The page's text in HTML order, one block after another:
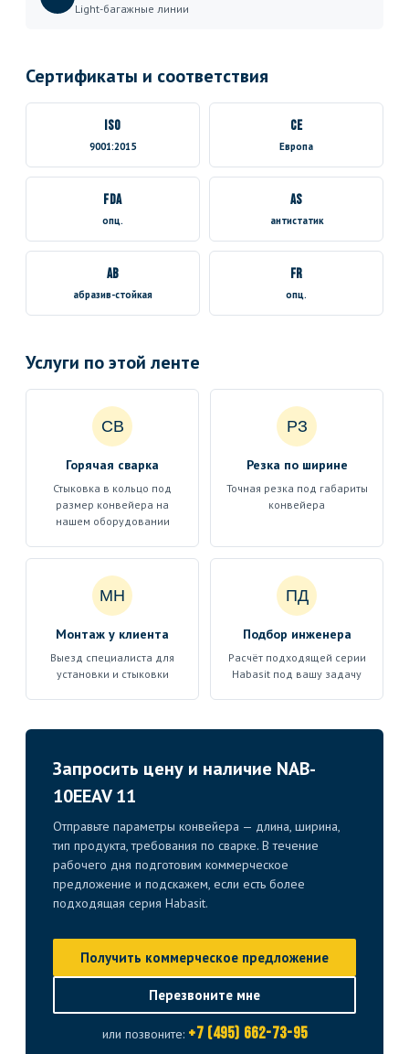
Light-багажные линии
Сертификаты и соответствия
ISO
9001:2015
CE
Европа
FDA
опц.
AS
антистатик
AB
абразив-стойкая
FR
опц.
Услуги по этой ленте
СВ
Горячая сварка
Стыковка в кольцо под
размер конвейера на
нашем оборудовании
РЗ
Резка по ширине
Точная резка под габариты
конвейера
МН
Монтаж у клиента
Выезд специалиста для
установки и стыковки
ПД
Подбор инженера
Расчёт подходящей серии
Habasit под вашу задачу
Запросить цену и наличие NAB-
10EEAV 11
Отправьте параметры конвейера — длина, ширина,
тип продукта, требования по сварке. В течение
рабочего дня подготовим коммерческое
предложение и подскажем, если есть более
подходящая серия Habasit.
Получить коммерческое предложение
Перезвоните мне
или позвоните: +7 (495) 662-73-95